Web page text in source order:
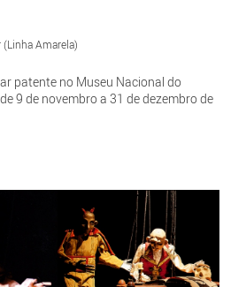
Amarela)
patente no Museu Nacional do
9 de novembro a 31 de dezembro de